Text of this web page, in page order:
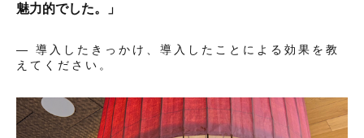
魅力的でした。」
— 導入したきっかけ、導入したことによる効果を教
えてください。